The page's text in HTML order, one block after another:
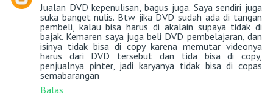
Jualan DVD kepenulisan, bagus juga. Saya sendiri juga
suka banget nulis. Btw jika DVD sudah ada di tangan
pembeli, kalau bisa harus di akalain supaya tidak di
bajak. Kemaren saya juga beli DVD pembelajaran, dan
isinya tidak bisa di copy karena memutar videonya
harus dari DVD tersebut dan tida bisa di copy,
penjualnya pinter, jadi karyanya tidak bisa di copas
semabarangan
Balas